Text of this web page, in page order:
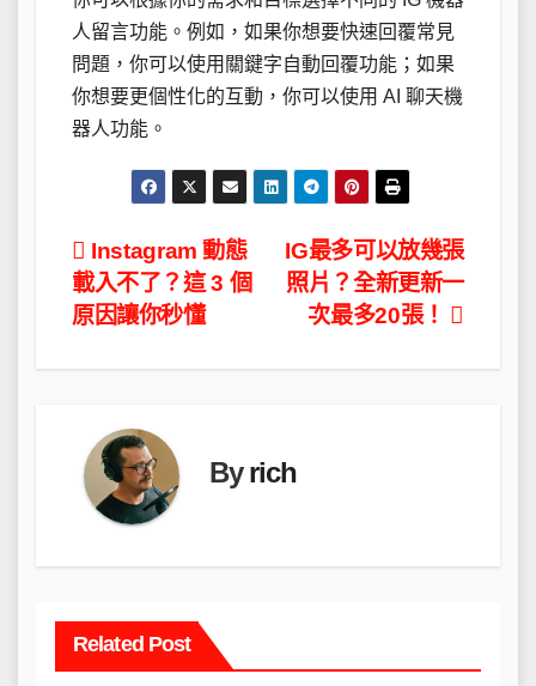
人留言功能。例如，如果你想要快速回覆常見
問題，你可以使用關鍵字自動回覆功能；如果
你想要更個性化的互動，你可以使用 AI 聊天機
器人功能。
文
章
IG最多可以放幾張
照片？全新更新一
次最多20張！
Instagram 動態
載入不了？這 3 個
原因讓你秒懂
Byrich
Related Post